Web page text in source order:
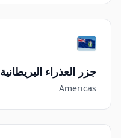
جزر العذراء البريطانية
Americas